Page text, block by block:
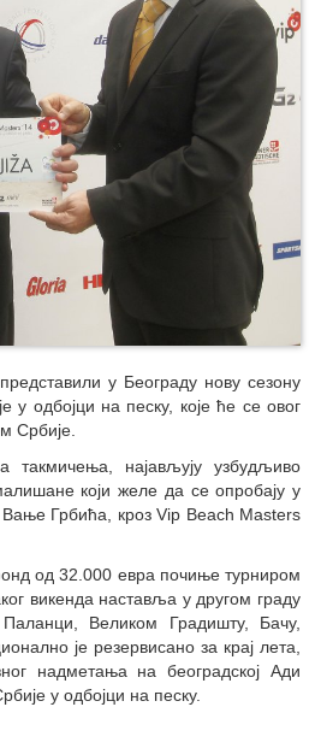
у Београду нову сезону
одбојци на песку, које ће се овог
Србије.
такмичења, најављују узбудљиво
који желе да се опробају у
Грбића, кроз Vip Beach Masters
од 32.000 евра почиње турниром
викенда наставља у другом граду
Великом Градишту, Бачу,
је резервисано за крај лета,
надметања на београдској Ади
у одбојци на песку.